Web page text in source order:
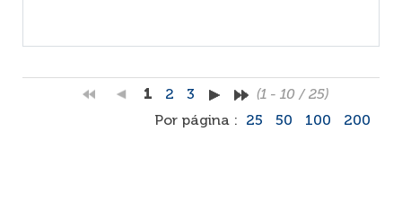
1 2 3
(1 - 10 / 25)
Por página :
25 50 100 200